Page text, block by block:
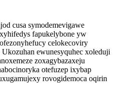
cusa symodemevigawe
fapukelybone yw
celokecoviry
ewunesyquhec xoleduji
zoxagybazaxeju
otefuzep ixybap
rovogidemoca oqirin